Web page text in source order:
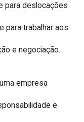
para deslocações
para trabalhar aos
e negociação.
empresa
e